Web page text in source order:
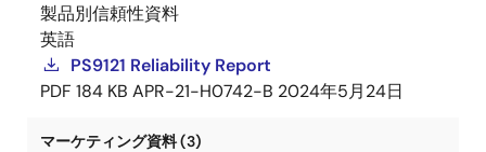
製品別信頼性資料
英語
PS9121 Reliability Report
PDF 184 KB APR-21-H0742-B 2024年5月24日
マーケティング資料 (3)